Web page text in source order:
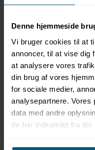
Denne hjemmeside
Vi bruger cookies til at
annoncer, til at vise dig
at analysere vores
din brug af vores
for sociale medier,
analysepartnere. Vores
data med andre
de har indsamlet fra
Information